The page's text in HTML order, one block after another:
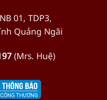
01, TDP3,
Quảng Ngãi
(Mrs. Huệ)